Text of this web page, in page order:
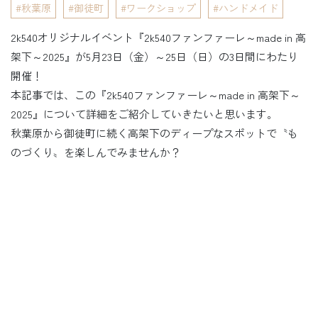
秋葉原 御徒町 ワークショップ ハンドメイド
2k540オリジナルイベント『2k540ファンファーレ～made in 高
架下～2025』が5月23日（金）～25日（日）の3日間にわたり
開催！
本記事では、この『2k540ファンファーレ～made in 高架下～
2025』について詳細をご紹介していきたいと思います。
秋葉原から御徒町に続く高架下のディープなスポットで〝も
のづくり〟を楽しんでみませんか？